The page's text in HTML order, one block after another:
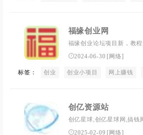
福缘创业网
福缘创业论坛项目新，教
还是小白，在这都能找到
2024-06-30 [网络]
标签： 创业 创业小项目 网上赚钱
创亿资源站
创亿星球,创亿星球网,搞钱
业项目网站,赚钱平台,免费
2025-02-09 [网络]